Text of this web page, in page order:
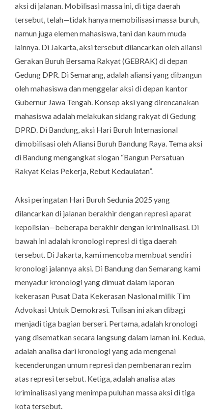
aksi di jalanan. Mobilisasi massa ini, di tiga daerah
tersebut, telah—tidak hanya memobilisasi massa buruh,
namun juga elemen mahasiswa, tani dan kaum muda
lainnya. Di Jakarta, aksi tersebut dilancarkan oleh aliansi
Gerakan Buruh Bersama Rakyat (GEBRAK) di depan
Gedung DPR. Di Semarang, adalah aliansi yang dibangun
oleh mahasiswa dan menggelar aksi di depan kantor
Gubernur Jawa Tengah. Konsep aksi yang direncanakan
mahasiswa adalah melakukan sidang rakyat di Gedung
DPRD. Di Bandung, aksi Hari Buruh Internasional
dimobilisasi oleh Aliansi Buruh Bandung Raya. Tema aksi
di Bandung mengangkat slogan “Bangun Persatuan
Rakyat Kelas Pekerja, Rebut Kedaulatan”.
Aksi peringatan Hari Buruh Sedunia 2025 yang
dilancarkan di jalanan berakhir dengan represi aparat
kepolisian—beberapa berakhir dengan kriminalisasi. Di
bawah ini adalah kronologi represi di tiga daerah
tersebut. Di Jakarta, kami mencoba membuat sendiri
kronologi jalannya aksi. Di Bandung dan Semarang kami
menyadur kronologi yang dimuat dalam laporan
kekerasan Pusat Data Kekerasan Nasional milik Tim
Advokasi Untuk Demokrasi. Tulisan ini akan dibagi
menjadi tiga bagian berseri. Pertama, adalah kronologi
yang disematkan secara langsung dalam laman ini. Kedua,
adalah analisa dari kronologi yang ada mengenai
kecenderungan umum represi dan pembenaran rezim
atas represi tersebut. Ketiga, adalah analisa atas
kriminalisasi yang menimpa puluhan massa aksi di tiga
kota tersebut.